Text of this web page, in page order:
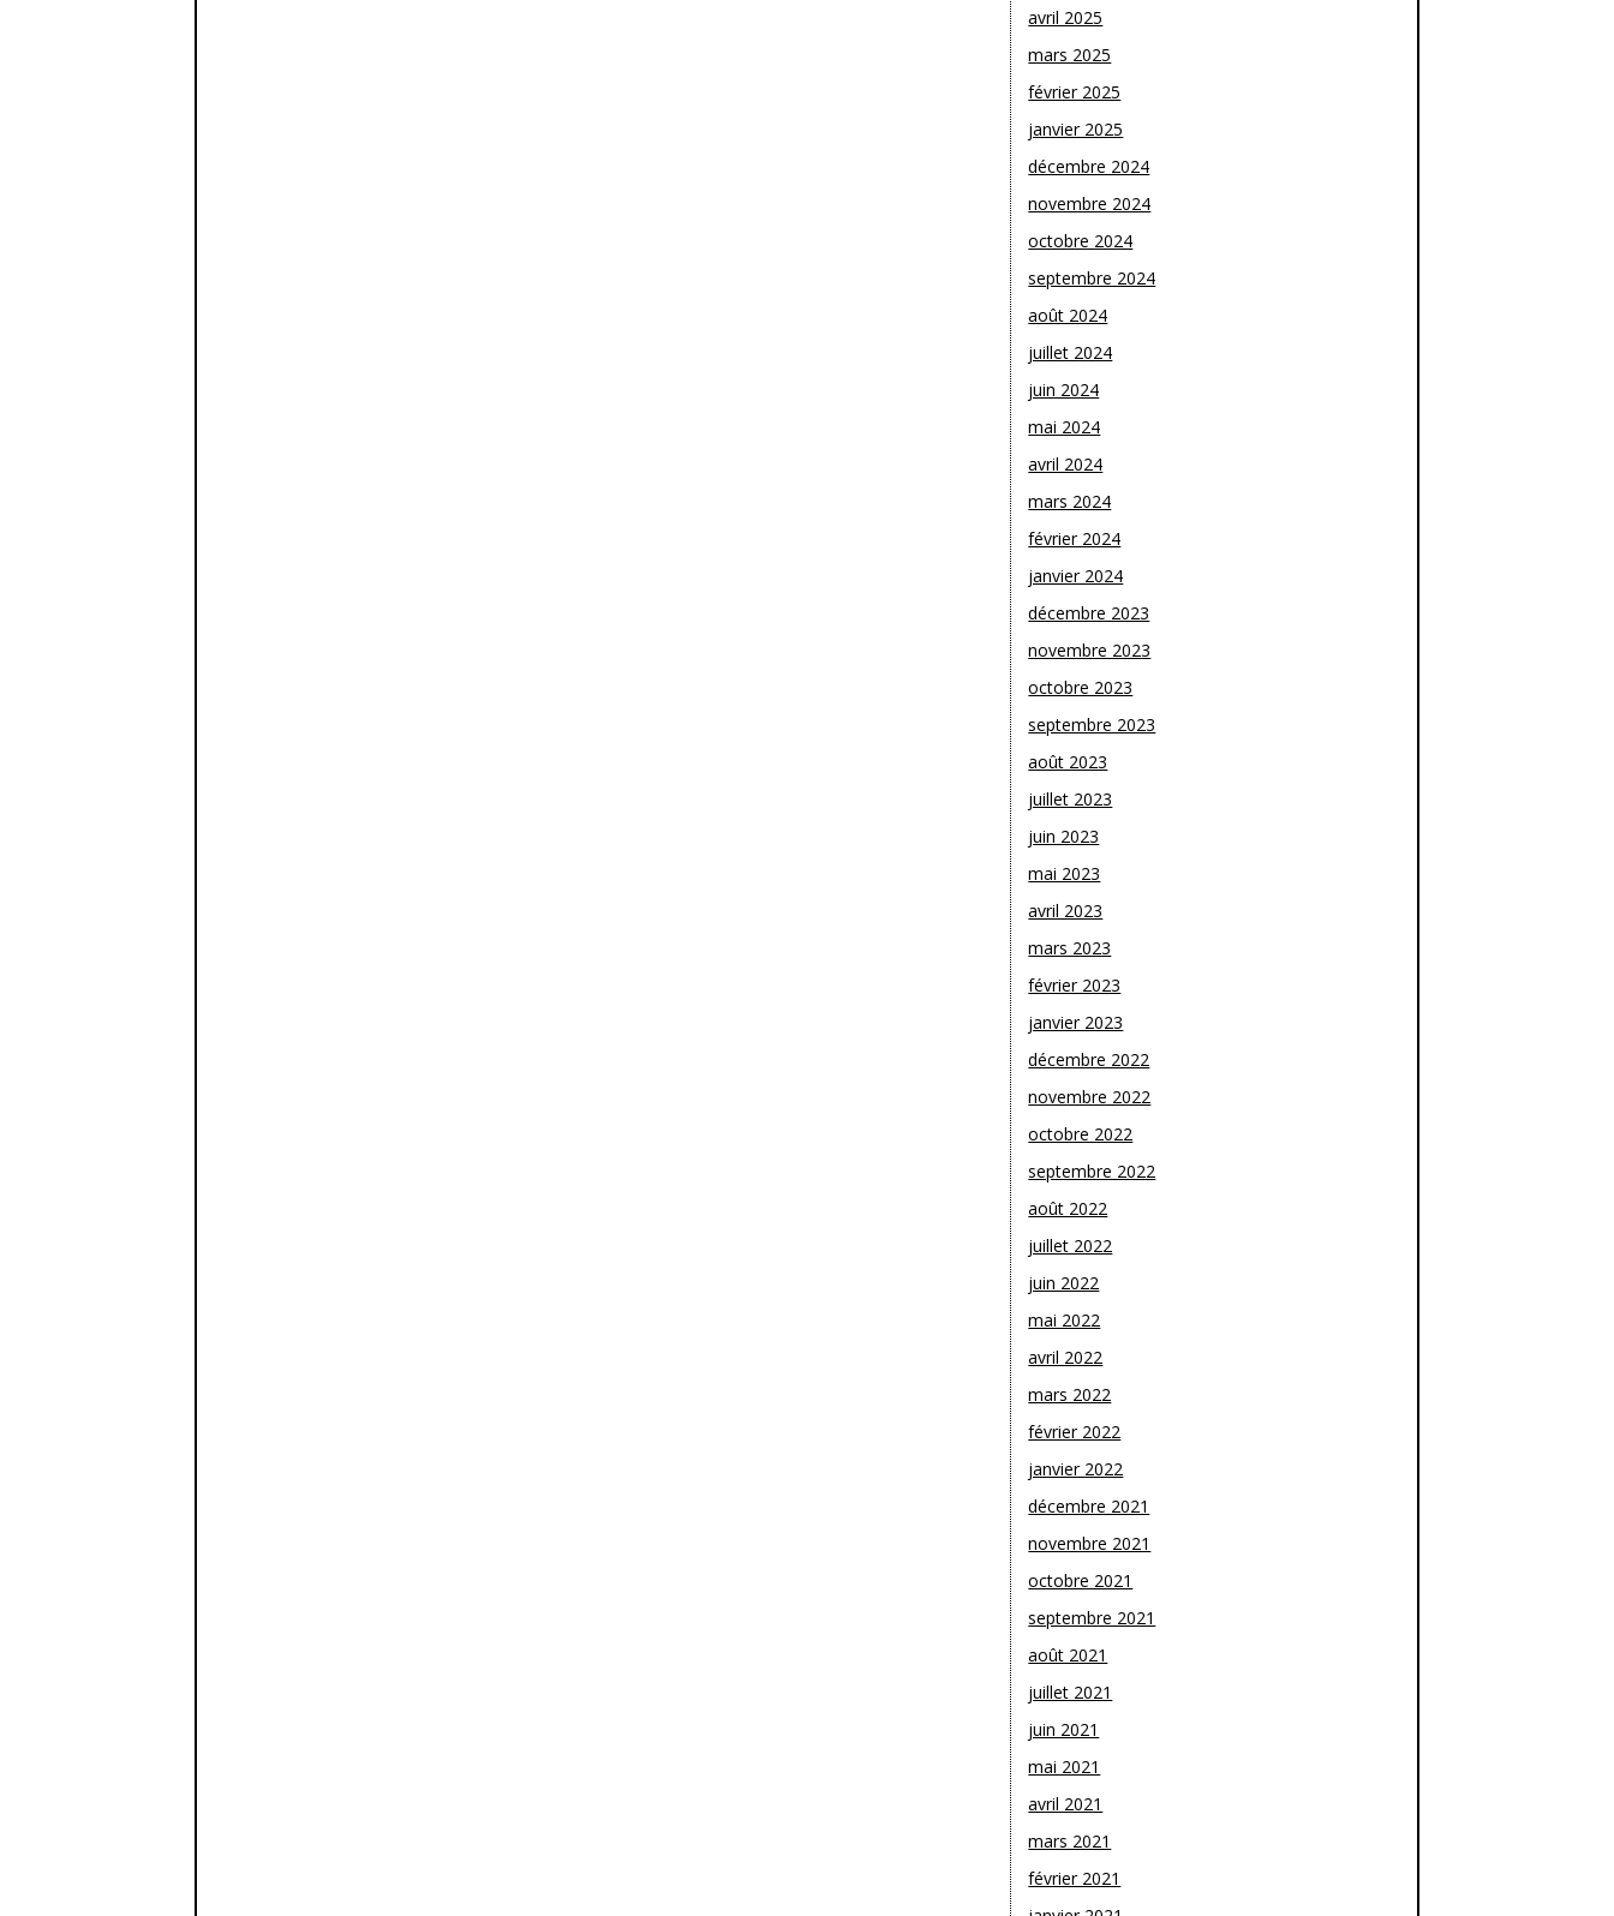
avril 2025
mars 2025
février 2025
janvier 2025
décembre 2024
novembre 2024
octobre 2024
septembre 2024
août 2024
juillet 2024
juin 2024
mai 2024
avril 2024
mars 2024
février 2024
janvier 2024
décembre 2023
novembre 2023
octobre 2023
septembre 2023
août 2023
juillet 2023
juin 2023
mai 2023
avril 2023
mars 2023
février 2023
janvier 2023
décembre 2022
novembre 2022
octobre 2022
septembre 2022
août 2022
juillet 2022
juin 2022
mai 2022
avril 2022
mars 2022
février 2022
janvier 2022
décembre 2021
novembre 2021
octobre 2021
septembre 2021
août 2021
juillet 2021
juin 2021
mai 2021
avril 2021
mars 2021
février 2021